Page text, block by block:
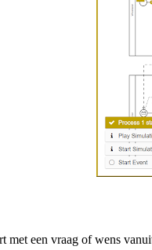
met een vraag of wens